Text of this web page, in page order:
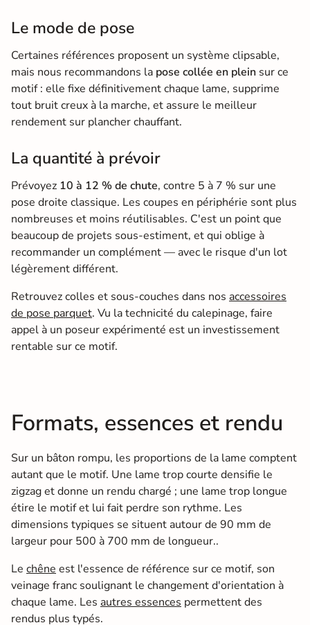
Le mode de pose
Certaines références proposent un système clipsable,
mais nous recommandons la pose collée en plein sur ce
motif : elle fixe définitivement chaque lame, supprime
tout bruit creux à la marche, et assure le meilleur
rendement sur plancher chauffant.
La quantité à prévoir
Prévoyez 10 à 12 % de chute, contre 5 à 7 % sur une
pose droite classique. Les coupes en périphérie sont plus
nombreuses et moins réutilisables. C'est un point que
beaucoup de projets sous-estiment, et qui oblige à
recommander un complément — avec le risque d'un lot
légèrement différent.
Retrouvez colles et sous-couches dans nos accessoires
de pose parquet. Vu la technicité du calepinage, faire
appel à un poseur expérimenté est un investissement
rentable sur ce motif.
Formats, essences et rendu
Sur un bâton rompu, les proportions de la lame comptent
autant que le motif. Une lame trop courte densifie le
zigzag et donne un rendu chargé ; une lame trop longue
étire le motif et lui fait perdre son rythme. Les
dimensions typiques se situent autour de 90 mm de
largeur pour 500 à 700 mm de longueur..
Le chêne est l'essence de référence sur ce motif, son
veinage franc soulignant le changement d'orientation à
chaque lame. Les autres essences permettent des
rendus plus typés.